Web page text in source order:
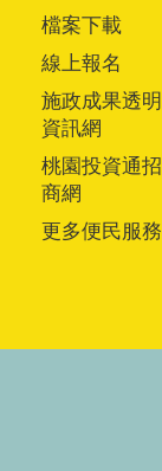
檔案下載
線上報名
施政成果透明
資訊網
桃園投資通招
商網
更多便民服務